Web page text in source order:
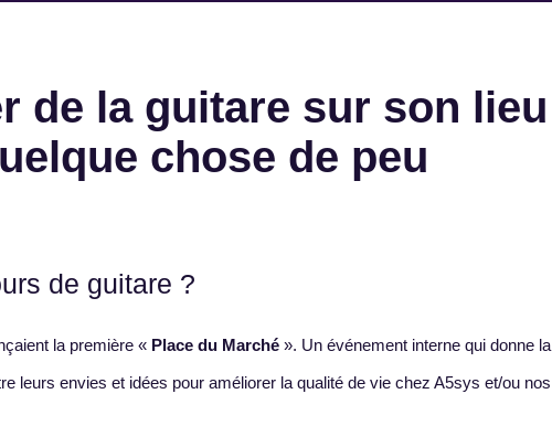
de la guitare sur son lieu
chose de peu
de guitare ?
la première « Place du Marché ». Un événement interne qui donne la
leurs envies et idées pour améliorer la qualité de vie chez A5sys et/ou nos